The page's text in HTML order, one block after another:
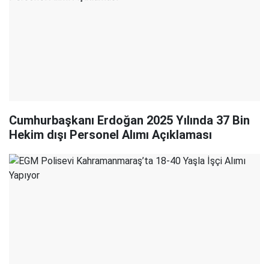
Cumhurbaşkanı Erdoğan 2025 Yılında 37 Bin
Hekim dışı Personel Alımı Açıklaması